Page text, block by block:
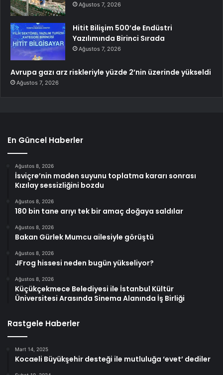
Ağustos 7, 2026
Hitit Bilişim 500’de Endüstri
Yazılımında Birinci Sırada
Ağustos 7, 2026
Avrupa gazı arz riskleriyle yüzde 2’nin üzerinde yükseldi
Ağustos 7, 2026
En Güncel Haberler
Ağustos 8, 2026
İsviçre’nin maden suyunu toplatma kararı sonrası
Kızılay sessizliğini bozdu
Ağustos 8, 2026
180 bin tane arıyı tek bir amaç doğaya saldılar
Ağustos 8, 2026
Bakan Gürlek Mumcu ailesiyle görüştü
Ağustos 8, 2026
JFrog hissesi neden bugün yükseliyor?
Ağustos 8, 2026
Küçükçekmece Belediyesi ile İstanbul Kültür
Üniversitesi Arasında Sinema Alanında İş Birliği
Rastgele Haberler
Mart 14, 2025
Kocaeli Büyükşehir desteği ile mutluluğa ‘evet’ dediler